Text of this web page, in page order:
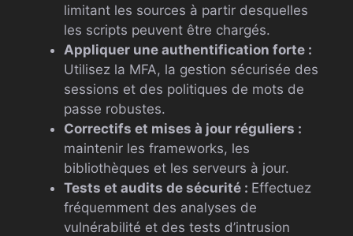
limitant les sources à partir desquelles
les scripts peuvent être chargés.
Appliquer une authentification forte :
Utilisez la MFA, la gestion sécurisée des
sessions et des politiques de mots de
passe robustes.
Correctifs et mises à jour réguliers :
maintenir les frameworks, les
bibliothèques et les serveurs à jour.
Tests et audits de sécurité : Effectuez
fréquemment des analyses de
vulnérabilité et des tests d’intrusion